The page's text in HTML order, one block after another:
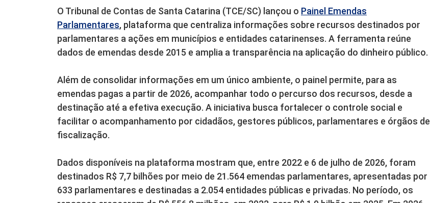
O Tribunal de Contas de Santa Catarina (TCE/SC) lançou o Painel Emendas
Parlamentares, plataforma que centraliza informações sobre recursos destinados por
parlamentares a ações em municípios e entidades catarinenses. A ferramenta reúne
dados de emendas desde 2015 e amplia a transparência na aplicação do dinheiro público.
Além de consolidar informações em um único ambiente, o painel permite, para as
emendas pagas a partir de 2026, acompanhar todo o percurso dos recursos, desde a
destinação até a efetiva execução. A iniciativa busca fortalecer o controle social e
facilitar o acompanhamento por cidadãos, gestores públicos, parlamentares e órgãos de
fiscalização.
Dados disponíveis na plataforma mostram que, entre 2022 e 6 de julho de 2026, foram
destinados R$ 7,7 bilhões por meio de 21.564 emendas parlamentares, apresentadas por
633 parlamentares e destinadas a 2.054 entidades públicas e privadas. No período, os